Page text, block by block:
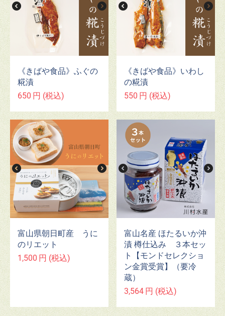
《きばや食品》ふぐの
糀漬
650 円 (税込)
《きばや食品》いわし
の糀漬
550 円 (税込)
富山県朝日町産 うに
のリエット
1,500 円 (税込)
富山名産 ほたるいか沖
漬 樽仕込み ３本セッ
ト【モンドセレクショ
ン金賞受賞】（要冷
蔵）
3,564 円 (税込)